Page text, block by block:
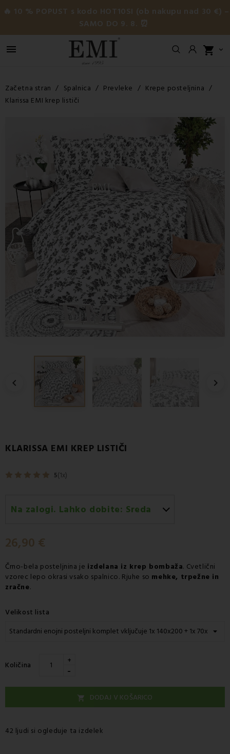
🔥 10 % POPUST s kodo HOT10SI (ob nakupu nad 30 €) –
SAMO DO 9. 8. ⏰
 shopping_cart 
Začetna stran Spalnica Prevleke
Krepe posteljnina
Klarissa EMI krep lističi
 
KLARISSA EMI KREP LISTIČI
5(1x)
Na zalogi. Lahko dobite: Sreda
26,90 €
Črno-bela posteljnina je izdelana iz krep bombaža. Cvetlični
vzorec lepo okrasi vsako spalnico. Rjuhe so mehke, trpežne in
zračne.
Velikost lista
Količina +
-
 DODAJ V KOŠARICO
42 ljudi si ogleduje ta izdelek